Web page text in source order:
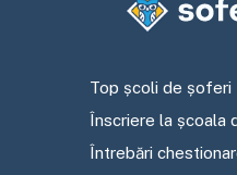
Top școli de șoferi
Înscriere la școala
Întrebări